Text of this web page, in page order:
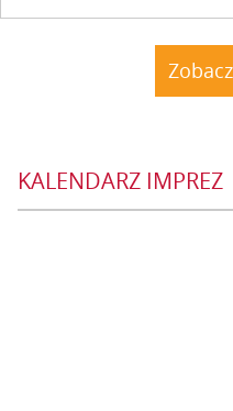
zwlekaj atrakcyjne noclegi
KALENDARZ IMPREZ